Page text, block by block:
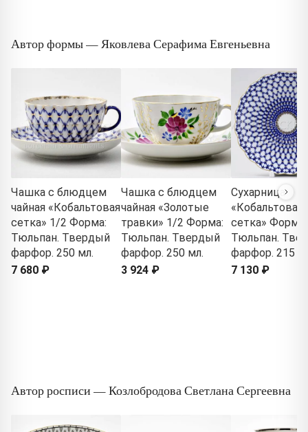
Автор формы — Яковлева Серафима Евгеньевна
Чашка с блюдцем
чайная «Кобальтовая
сетка» 1/2 Форма:
Тюльпан. Твердый
фарфор. 250 мл.
7 680 ₽
Чашка с блюдцем
чайная «Золотые
травки» 1/2 Форма:
Тюльпан. Твердый
фарфор. 250 мл.
3 924 ₽
Сухарница
«Кобальтовая
сетка» Форма:
Тюльпан.
фарфор. 215
7 130 ₽
Автор росписи — Козлобродова Светлана Сергеевна